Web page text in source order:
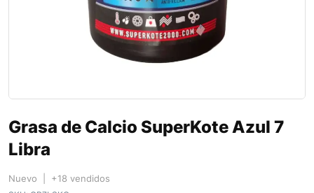
Grasa de Calcio SuperKote Azul 7
Libra
Nuevo | +18 vendidos